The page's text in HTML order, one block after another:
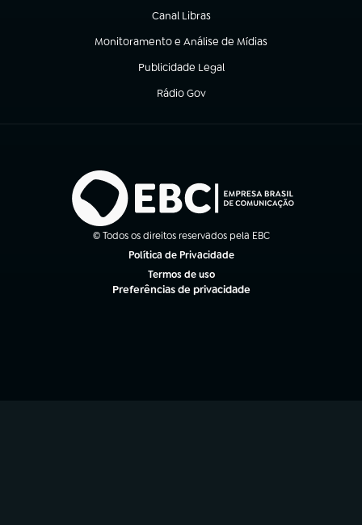
Canal Libras
(abre em nova aba)
Monitoramento e Análise de Mídias
(abre em nova aba)
Publicidade Legal
(abre em nova aba)
Rádio Gov
(abre em nova aba)
© Todos os direitos reservados pela EBC
Política de Privacidade
Termos de uso
(abre em nova aba)
Preferências de privacidade